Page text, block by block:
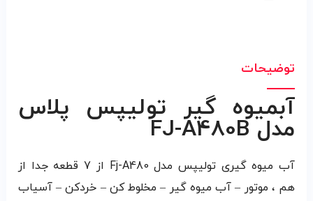
توضیحات
آبميوه گير توليپس پلاس
مدل FJ-A480B
آب میوه گیری تولیپس مدل Fj-A480 از 7 قطعه جدا از
هم ، موتور – آب میوه گیر – مخلوط کن – خردکن – آسیاب